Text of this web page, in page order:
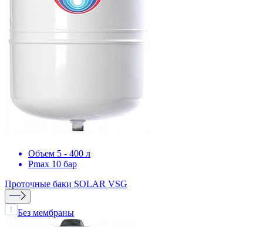
Объем 5 - 400 л
Pmax 10 бар
Проточные баки SOLAR VSG
Без мембраны